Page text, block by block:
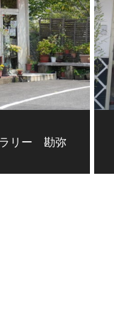
ラリー 勘弥